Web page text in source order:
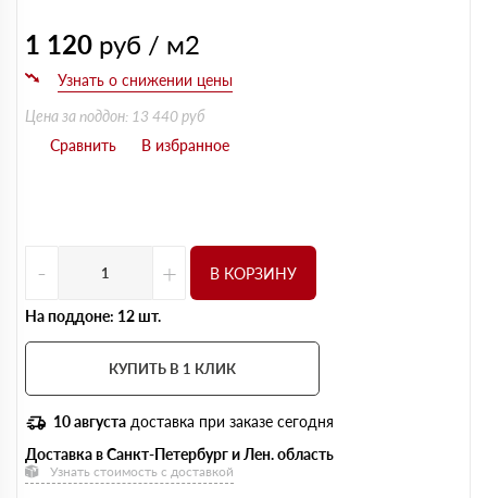
1 120 руб / м2
Цена за поддон: 13 440 руб
- + В КОРЗИНУ
На поддоне: 12 шт.
КУПИТЬ В 1 КЛИК
10 августа доставка при заказе сегодня
Доставка в Санкт-Петербург и Лен. область
Узнать стоимость с доставкой